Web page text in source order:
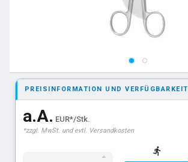
standard 15,5 cm. stumpf/stumpf
standard 16,5 cm. stumpf/stumpf
standard 20 cm. stumpf/stumpf
standard 10,5 cm. spitz/spitz
standard 11,5 cm. spitz/spitz
standard 13 cm. spitz/spitz
standard 14,5 cm. spitz/spitz
PREISINFORMATION UND VERFÜGBARKEIT
a.A. EUR*/Stk.
*zzgl. MwSt. und evtl. Versandkosten